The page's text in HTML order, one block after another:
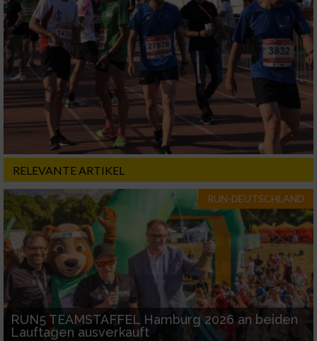
RELEVANTE ARTIKEL
RUN-DEUTSCHLAND
RUN5 TEAMSTAFFEL Hamburg 2026 an beiden
Lauftagen ausverkauft